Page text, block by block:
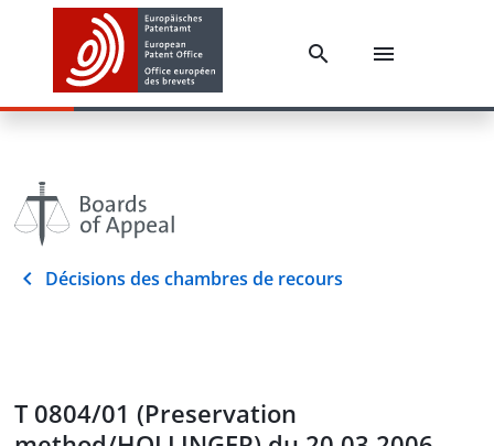
Décisions des chambres de recours
T 0804/01 (Preservation